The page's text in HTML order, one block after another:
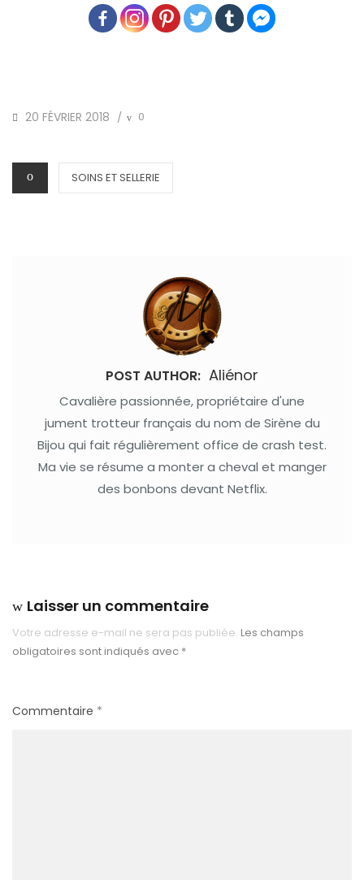
POSTED
20 FÉVRIER 2018 / 0
CATEGORIES
SOINS ET SELLERIE
POST AUTHOR: Aliénor
Cavalière passionnée, propriétaire d'une
jument trotteur français du nom de Sirène du
Bijou qui fait régulièrement office de crash test.
Ma vie se résume a monter a cheval et manger
des bonbons devant Netflix.
Laisser un commentaire
Votre adresse e-mail ne sera pas publiée. Les champs
obligatoires sont indiqués avec *
Commentaire *